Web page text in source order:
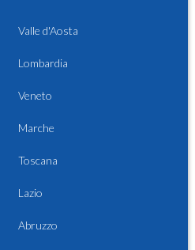
Valle d'Aosta
Lombardia
Veneto
Marche
Toscana
Lazio
Abruzzo